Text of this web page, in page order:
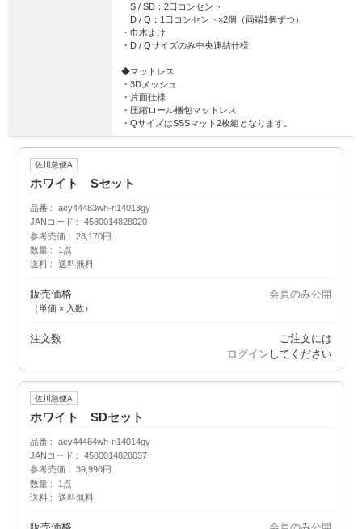
S / SD：2口コンセント
D / Q：1口コンセント×2個（両端1個ずつ）
・巾木よけ
・D / Qサイズのみ中央連結仕様
◆マットレス
・3Dメッシュ
・片面仕様
・圧縮ロール梱包マットレス
・QサイズはSSSマット2枚組となります。
佐川急便A
ホワイト Sセット
品番
acy44483wh-ri14013gy
JANコード
4580014828020
参考売価
28,170円
数量
1点
送料
送料無料
販売価格
（単価 × 入数）
会員のみ公開
注文数
ご注文には
ログイン してください
佐川急便A
ホワイト SDセット
品番
acy44484wh-ri14014gy
JANコード
4580014828037
参考売価
39,990円
数量
1点
送料
送料無料